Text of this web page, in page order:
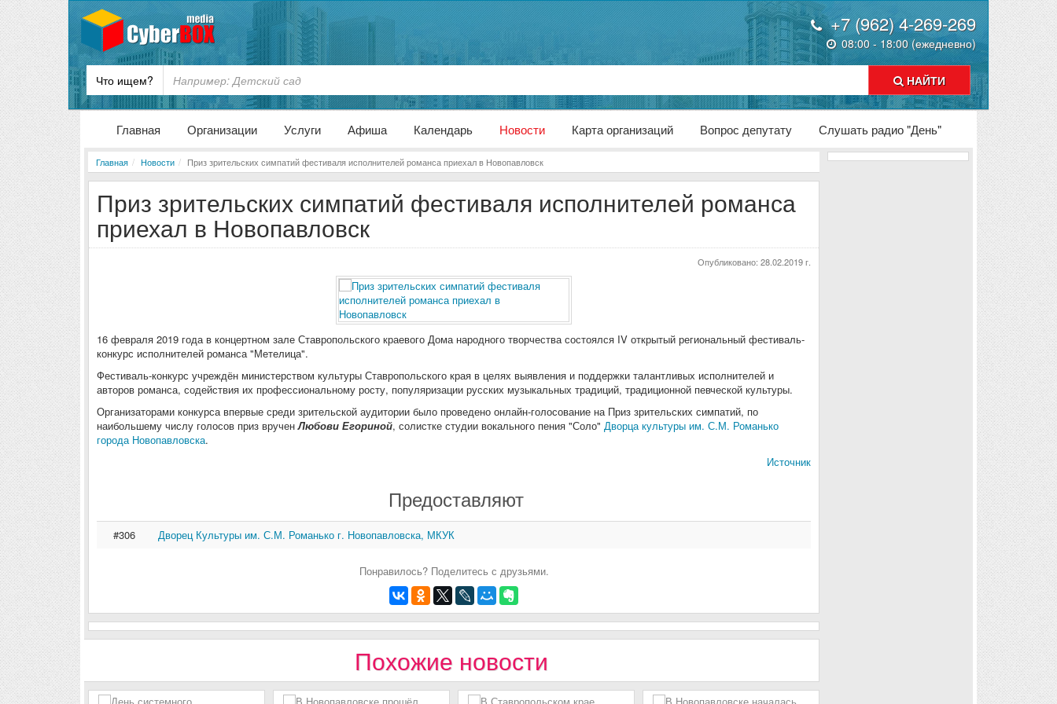
+7 (962) 4-269-269
08:00 - 18:00 (ежедневно)
Что ищем? НАЙТИ
Главная Организации Услуги Афиша Календарь Новости Карта организаций Вопрос депутату Слушать радио "День"
Главная Новости Приз зрительских симпатий фестиваля исполнителей романса приехал в Новопавловск
Приз зрительских симпатий фестиваля исполнителей романса
приехал в Новопавловск
Опубликовано: 28.02.2019 г.
16 февраля 2019 года в концертном зале Ставропольского краевого Дома народного творчества состоялся IV открытый региональный фестиваль-
конкурс исполнителей романса "Метелица".
Фестиваль-конкурс учреждён министерством культуры Ставропольского края в целях выявления и поддержки талантливых исполнителей и
авторов романса, содействия их профессиональному росту, популяризации русских музыкальных традиций, традиционной певческой культуры.
Организаторами конкурса впервые среди зрительской аудитории было проведено онлайн-голосование на Приз зрительских симпатий, по
наибольшему числу голосов приз врученЛюбови Егориной, солистке студии вокального пения "Соло" Дворца культуры им. С.М. Романько
города Новопавловска.
Источник
Предоставляют
#306 Дворец Культуры им. С.М. Романько г. Новопавловска, МКУК
Понравилось? Поделитесь с друзьями.
Похожие новости